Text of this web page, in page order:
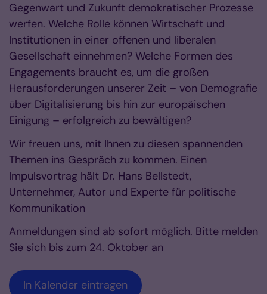
Gegenwart und Zukunft demokratischer Prozesse
werfen. Welche Rolle können Wirtschaft und
Institutionen in einer offenen und liberalen
Gesellschaft einnehmen? Welche Formen des
Engagements braucht es, um die großen
Herausforderungen unserer Zeit – von Demografie
über Digitalisierung bis hin zur europäischen
Einigung – erfolgreich zu bewältigen?
Wir freuen uns, mit Ihnen zu diesen spannenden
Themen ins Gespräch zu kommen. Einen
Impulsvortrag hält Dr. Hans Bellstedt,
Unternehmer, Autor und Experte für politische
Kommunikation
Anmeldungen sind ab sofort möglich. Bitte melden
Sie sich bis zum 24. Oktober an
In Kalender eintragen